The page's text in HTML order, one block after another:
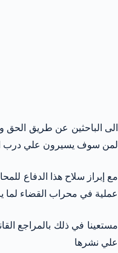
الى الباحثين عن طريق الحق
لمن سوف يسيرون علي درب
مع إبراز سلاح هذا الدفاع
عملية في محراب القضاء لما
مستعينا في ذلك بالمراجع
علي نشرها